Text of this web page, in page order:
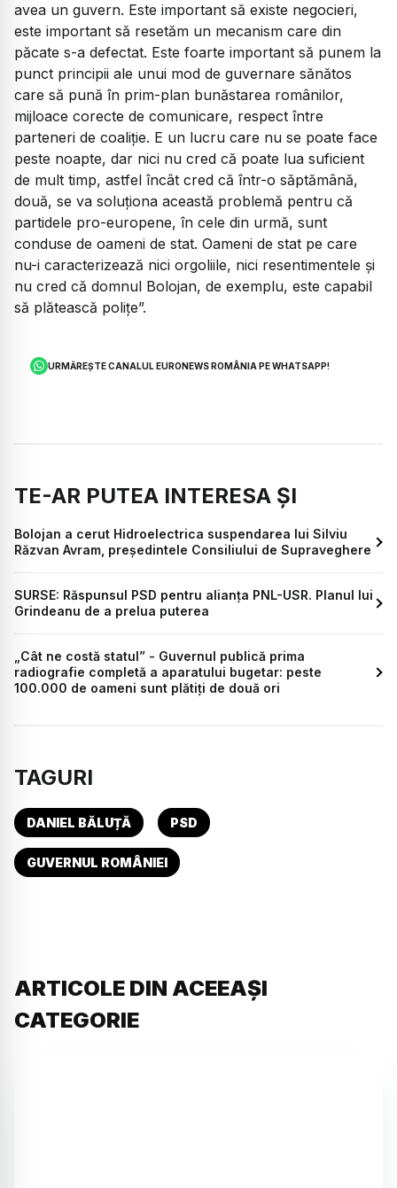
avea un guvern. Este important să existe negocieri,
este important să resetăm un mecanism care din
păcate s-a defectat. Este foarte important să punem la
punct principii ale unui mod de guvernare sănătos
care să pună în prim-plan bunăstarea românilor,
mijloace corecte de comunicare, respect între
parteneri de coaliție. E un lucru care nu se poate face
peste noapte, dar nici nu cred că poate lua suficient
de mult timp, astfel încât cred că într-o săptămână,
două, se va soluționa această problemă pentru că
partidele pro-europene, în cele din urmă, sunt
conduse de oameni de stat. Oameni de stat pe care
nu-i caracterizează nici orgoliile, nici resentimentele și
nu cred că domnul Bolojan, de exemplu, este capabil
să plătească polițe”.
URMĂREȘTE CANALUL EURONEWS ROMÂNIA PE WHATSAPP!
TE-AR PUTEA INTERESA ȘI
Bolojan a cerut Hidroelectrica suspendarea lui Silviu
Răzvan Avram, președintele Consiliului de Supraveghere
SURSE: Răspunsul PSD pentru alianța PNL-USR. Planul lui
Grindeanu de a prelua puterea
„Cât ne costă statul” - Guvernul publică prima
radiografie completă a aparatului bugetar: peste
100.000 de oameni sunt plătiți de două ori
TAGURI
DANIEL BĂLUȚĂ PSD
GUVERNUL ROMÂNIEI
ARTICOLE DIN ACEEAȘI
CATEGORIE